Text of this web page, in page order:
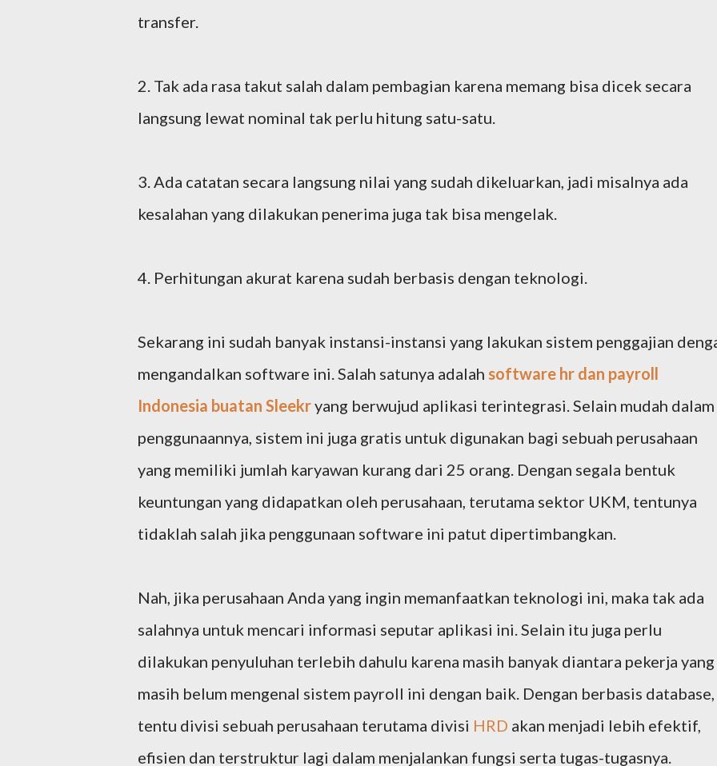
transfer.
2. Tak ada rasa takut salah dalam pembagian karena memang bisa dicek secara
langsung lewat nominal tak perlu hitung satu-satu.
3. Ada catatan secara langsung nilai yang sudah dikeluarkan, jadi misalnya ada
kesalahan yang dilakukan penerima juga tak bisa mengelak.
4. Perhitungan akurat karena sudah berbasis dengan teknologi.
Sekarang ini sudah banyak instansi-instansi yang lakukan sistem penggajian
mengandalkan software ini. Salah satunya adalah software hr dan payroll
Indonesia buatan Sleekryang berwujud aplikasi terintegrasi. Selain mudah dalam
penggunaannya, sistem ini juga gratis untuk digunakan bagi sebuah perusahaan
yang memiliki jumlah karyawan kurang dari 25 orang. Dengan segala bentuk
keuntungan yang didapatkan oleh perusahaan, terutama sektor UKM, tentunya
tidaklah salah jika penggunaan software ini patut dipertimbangkan.
Nah, jika perusahaan Anda yang ingin memanfaatkan teknologi ini, maka tak ada
salahnya untuk mencari informasi seputar aplikasi ini. Selain itu juga perlu
dilakukan penyuluhan terlebih dahulu karena masih banyak diantara pekerja yang
masih belum mengenal sistem payroll ini dengan baik. Dengan berbasis database,
tentu divisi sebuah perusahaan terutama divisi HRD akan menjadi lebih efektif,
efisien dan terstruktur lagi dalam menjalankan fungsi serta tugas-tugasnya.